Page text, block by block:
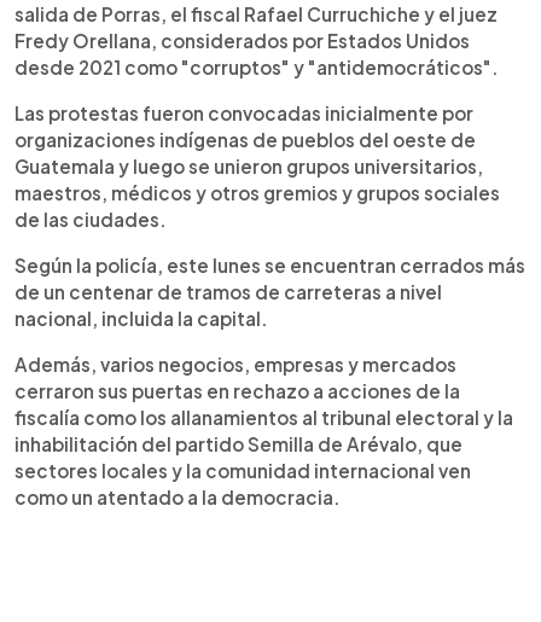
salida de Porras, el fiscal Rafael Curruchiche y el juez
Fredy Orellana, considerados por Estados Unidos
desde 2021 como "corruptos" y "antidemocráticos".
Las protestas fueron convocadas inicialmente por
organizaciones indígenas de pueblos del oeste de
Guatemala y luego se unieron grupos universitarios,
maestros, médicos y otros gremios y grupos sociales
de las ciudades.
Según la policía, este lunes se encuentran cerrados más
de un centenar de tramos de carreteras a nivel
nacional, incluida la capital.
Además, varios negocios, empresas y mercados
cerraron sus puertas en rechazo a acciones de la
fiscalía como los allanamientos al tribunal electoral y la
inhabilitación del partido Semilla de Arévalo, que
sectores locales y la comunidad internacional ven
como un atentado a la democracia.